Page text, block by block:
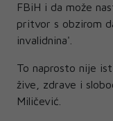
FBiH i da može
pritvor s obzirom
invalidnina'.
To naprosto nije
žive, zdrave i
Miličević.